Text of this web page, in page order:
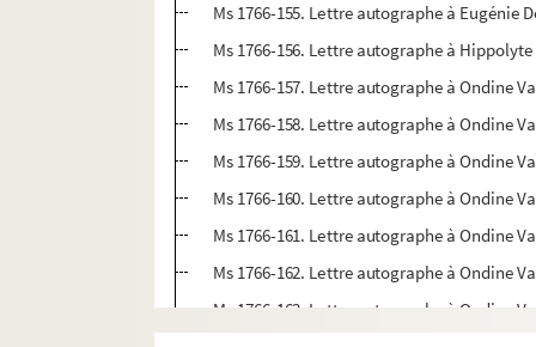
Ms 1766-155. Lettre autographe à Eugénie
Ms 1766-156. Lettre autographe à
Ms 1766-157. Lettre autographe à Ondine
Ms 1766-158. Lettre autographe à Ondine
Ms 1766-159. Lettre autographe à Ondine
Ms 1766-160. Lettre autographe à Ondine
Ms 1766-161. Lettre autographe à Ondine
Ms 1766-162. Lettre autographe à Ondine
Ms 1766-163. Lettre autographe à Ondine